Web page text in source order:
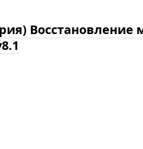
Восстановление